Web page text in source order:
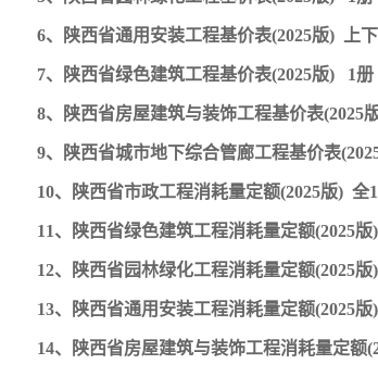
6、陕西省通用安装工程基价表(2025版) 上
7、陕西省绿色建筑工程基价表(2025版) 1
8、陕西省房屋建筑与装饰工程基价表(2025
9、陕西省城市地下综合管廊工程基价表
10、陕西省市政工程消耗量定额(2025版) 全
11、陕西省绿色建筑工程消耗量定额(2025
12、陕西省园林绿化工程消耗量定额(2025
13、陕西省通用安装工程消耗量定额(2025
14、陕西省房屋建筑与装饰工程消耗量定额